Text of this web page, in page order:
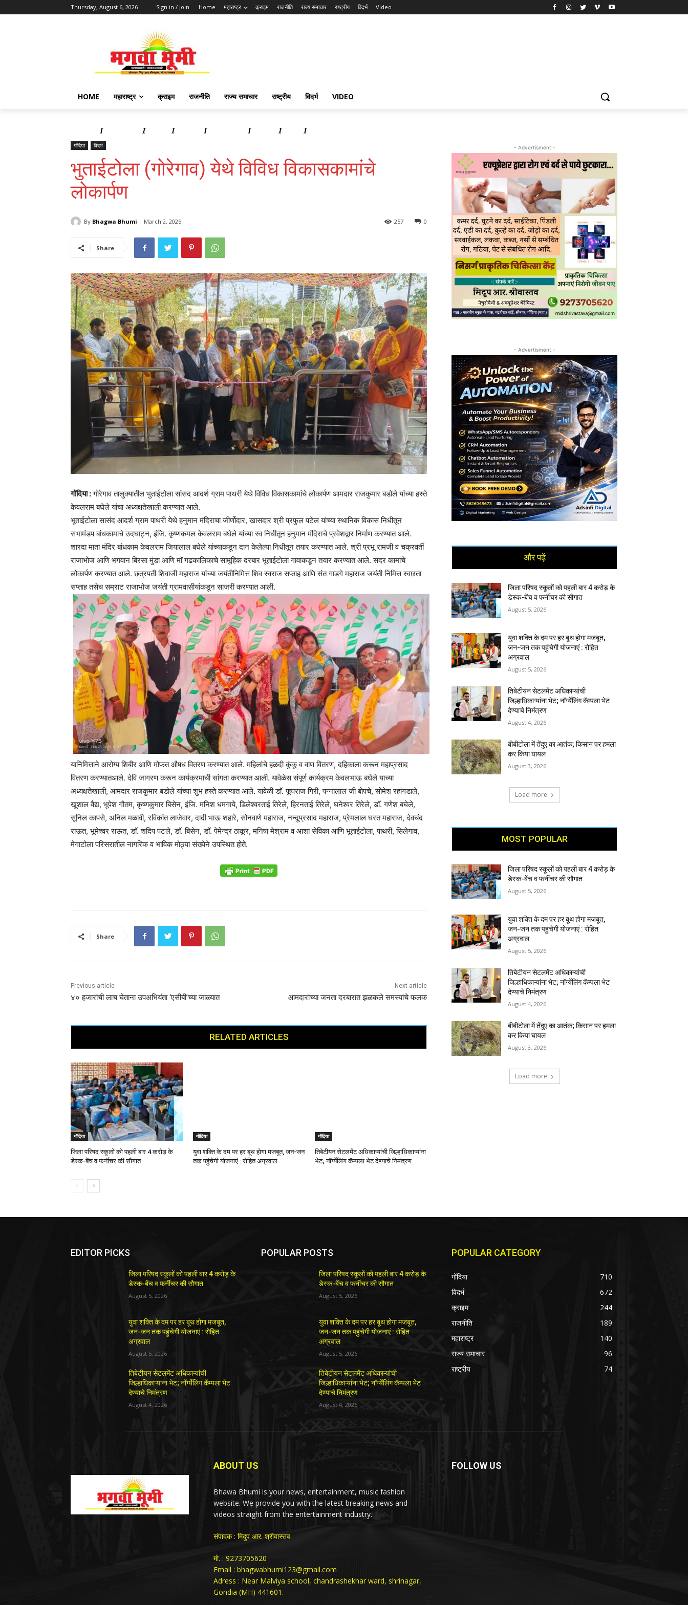
Thursday, August 6, 2026 Sign in / Join Home महाराष्ट्र क्राइम राजनीति राज्य समाचार राष्ट्रीय विदर्भ Video
HOME महाराष्ट्र क्राइम राजनीति राज्य समाचार राष्ट्रीय विदर्भ VIDEO
गोंदिया विदर्भ
भुताईटोला (गोरेगाव) येथे विविध विकासकामांचे
लोकार्पण
By Bhagwa Bhumi March 2, 2025 0
257
Share
गोंदिया :गोरेगाव तालुक्यातील भुताईटोला सांसद आदर्श ग्राम पाथरी येथे विविध विकासकामांचे लोकार्पण आमदार राजकुमार बडोले यांच्या हस्ते
केवलराम बघेले यांचा अध्यक्षतेखाली करण्यात आले.
भूताईटोला सासंद आदर्श ग्राम पाथरी येथे हनुमान मंदिराचा जीर्णोदार, खासदार श्री प्रफुल पटेल यांच्या स्थानिक विकास निधीतून
सभामंडप बांधकामाचे उदघाट्न, इंजि. कृष्णकमल केवलराम बघेले यांच्या स्व निधीतून हनुमान मंदिराचे प्रवेशद्वार निर्माण करण्यात आले.
शारदा माता मंदिर बांधकाम केवलराम जियालाल बघेले यांच्याकडून दान केलेल्या निधीतून तयार करण्यात आले. श्री प्रभू रामजी व चक्रवर्ती
राजाभोज आणि भगवान बिरसा मुंडा आणि माॅ गढकालिकाचे सामूहिक दरबार भूताईटोला गावाकडून तयार करण्यात आले. सदर कामांचे
लोकार्पण करण्यात आले. छत्रपती शिवाजी महाराज यांच्या जयंतीनिमित्त शिव स्वराज सप्ताह आणि संत गाडगे महाराज जयंती निमित्त स्वछता
सप्ताह तसेच सम्राट राजाभोज जयंती ग्रामवासीयांकडून साजरी करण्यात आली.
यानिमित्ताने आरोग्य शिबीर आणि मोफत औषध वितरण करण्यात आले. महिलांचे हळदी कुंकू व वाण वितरण, दहिकाला करून महाप्रसाद
वितरण करण्यातआले. देवि जागरण करून कार्यक्रमाची सांगता करण्यात आली. यावेळेस संपूर्ण कार्यक्रम केवलभाऊ बघेले याच्या
अध्यक्षतेखाली, आमदार राजकुमार बडोले यांच्या शुभ हस्ते करण्यात आले. यावेळी डाॅ. पूष्पराज गिरी, पन्नालाल जी बोपचे, सोमेश रहांगडाले,
खूशाल वैद्य, भूपेश गौतम, कृष्णकुमार बिसेन, इंजि. मनिश धमगाये, डिलेश्वरताई तिरेले, हिरनताई तिरेले, घनेश्वर तिरेले, डाॅ. गणेश बघेले,
सूनिल कापसे, अनिल मळावी, रविकांत लाजेवार, दादी भाऊ शहारे, सोनवाणे महाराज, नन्दूप्रसाद महाराज, प्रेमलाल घरत महाराज, देवचंद
राऊत, भूमेश्वर राऊत, डाॅ. शदिप पटले, डाॅ. बिसेन, डाॅ. पेमेन्द्र ठाकूर, मनिषा मेश्राम व आशा सेविका आणि भूताईटोला, पाथरी, सिलेगाव,
मेगाटोला परिसरातील नागरिक व भाविक मोठ्या संख्येने उपस्थित होते.
Share
Previous article
४० हजारांची लाच घेताना उपअभियंता ‘एसीबी’च्या जाळ्यात
Next article
आमदारांच्या जनता दरबारात झळकले समस्यांचे फलक
RELATED ARTICLES
गोंदिया
जिला परिषद स्कूलों को पहली बार 4 करोड़ के
डेस्क-बेंच व फर्नीचर की सौगात
गोंदिया
युवा शक्ति के दम पर हर बूथ होगा मजबूत, जन-जन
तक पहुंचेगी योजनाएं : रोहित अग्रवाल
गोंदिया
तिबेटीयन सेटलमेंट अधिकाऱ्यांची जिल्हाधिकाऱ्यांना
भेट; नॉर्ग्येलिंग कॅम्पला भेट देण्याचे निमंत्रण
- Advertisment -
- Advertisment -
और पढ़ें
जिला परिषद स्कूलों को पहली बार 4 करोड़ के
डेस्क-बेंच व फर्नीचर की सौगात
August 5, 2026
युवा शक्ति के दम पर हर बूथ होगा मजबूत,
जन-जन तक पहुंचेगी योजनाएं : रोहित
अग्रवाल
August 5, 2026
तिबेटीयन सेटलमेंट अधिकाऱ्यांची
जिल्हाधिकाऱ्यांना भेट; नॉर्ग्येलिंग कॅम्पला भेट
देण्याचे निमंत्रण
August 4, 2026
बीबीटोला में तेंदुए का आतंक; किसान पर हमला
कर किया घायल
August 3, 2026
Load more
MOST POPULAR
जिला परिषद स्कूलों को पहली बार 4 करोड़ के
डेस्क-बेंच व फर्नीचर की सौगात
August 5, 2026
युवा शक्ति के दम पर हर बूथ होगा मजबूत,
जन-जन तक पहुंचेगी योजनाएं : रोहित
अग्रवाल
August 5, 2026
तिबेटीयन सेटलमेंट अधिकाऱ्यांची
जिल्हाधिकाऱ्यांना भेट; नॉर्ग्येलिंग कॅम्पला भेट
देण्याचे निमंत्रण
August 4, 2026
बीबीटोला में तेंदुए का आतंक; किसान पर हमला
कर किया घायल
August 3, 2026
Load more
EDITOR PICKS
जिला परिषद स्कूलों को पहली बार 4 करोड़ के
डेस्क-बेंच व फर्नीचर की सौगात
August 5, 2026
युवा शक्ति के दम पर हर बूथ होगा मजबूत,
जन-जन तक पहुंचेगी योजनाएं : रोहित
अग्रवाल
August 5, 2026
तिबेटीयन सेटलमेंट अधिकाऱ्यांची
जिल्हाधिकाऱ्यांना भेट; नॉर्ग्येलिंग कॅम्पला भेट
देण्याचे निमंत्रण
August 4, 2026
POPULAR POSTS
जिला परिषद स्कूलों को पहली बार 4 करोड़ के
डेस्क-बेंच व फर्नीचर की सौगात
August 5, 2026
युवा शक्ति के दम पर हर बूथ होगा मजबूत,
जन-जन तक पहुंचेगी योजनाएं : रोहित
अग्रवाल
August 5, 2026
तिबेटीयन सेटलमेंट अधिकाऱ्यांची
जिल्हाधिकाऱ्यांना भेट; नॉर्ग्येलिंग कॅम्पला भेट
देण्याचे निमंत्रण
August 4, 2026
POPULAR CATEGORY
गोंदिया
710
विदर्भ
672
क्राइम
244
राजनीति
189
महाराष्ट्र
140
राज्य समाचार
96
राष्ट्रीय
74
ABOUT US
Bhawa Bhumi is your news, entertainment, music fashion
website. We provide you with the latest breaking news and
videos straight from the entertainment industry.
संपादक : मिदुप आर. श्रीवास्तव
मो. : 9273705620
Email : bhagwabhumi123@gmail.com
Adress : Near Malviya school, chandrashekhar ward, shrinagar,
Gondia (MH) 441601.
FOLLOW US